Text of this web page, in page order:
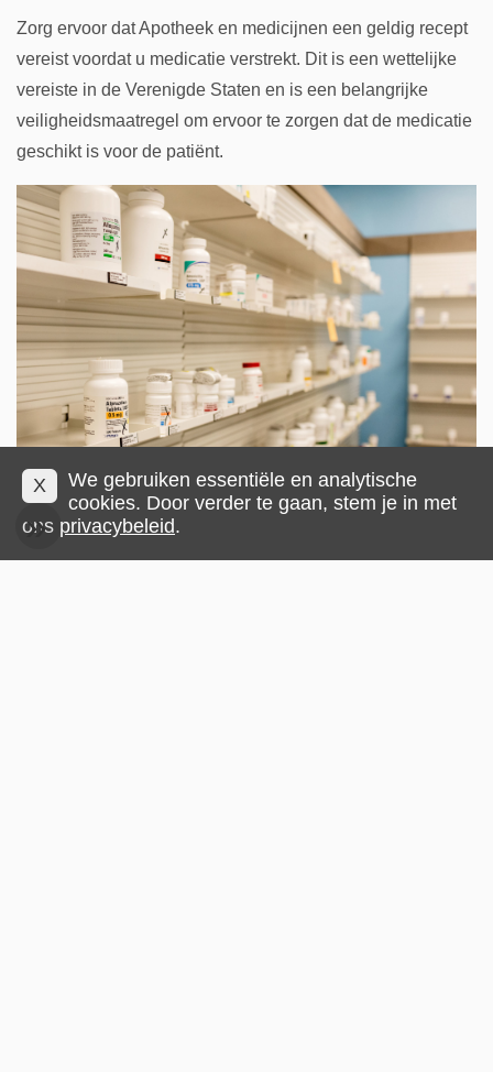
Zorg ervoor dat Apotheek en medicijnen een geldig recept
vereist voordat u medicatie verstrekt. Dit is een wettelijke
vereiste in de Verenigde Staten en is een belangrijke
veiligheidsmaatregel om ervoor te zorgen dat de medicatie
geschikt is voor de patiënt.
Hoewel Apotheek en medicijnen mogelijk lagere prijzen
biedt (en soms Apotheek en medicijnen-kortingscodes)
X
We gebruiken essentiële en analytische
cookies. Door verder te gaan, stem je in met
ons privacybeleid.